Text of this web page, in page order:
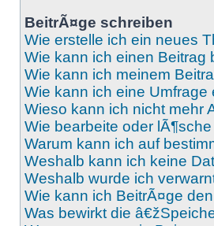
BeitrÃ¤ge schreiben
Wie erstelle ich ein neues
Wie kann ich einen Beitrag
Wie kann ich meinem
Wie kann ich eine Umfrage
Wieso kann ich nicht mehr
Wie bearbeite oder
Warum kann ich auf
Weshalb kann ich keine
Weshalb wurde ich
Wie kann ich BeitrÃ¤ge
Was bewirkt die